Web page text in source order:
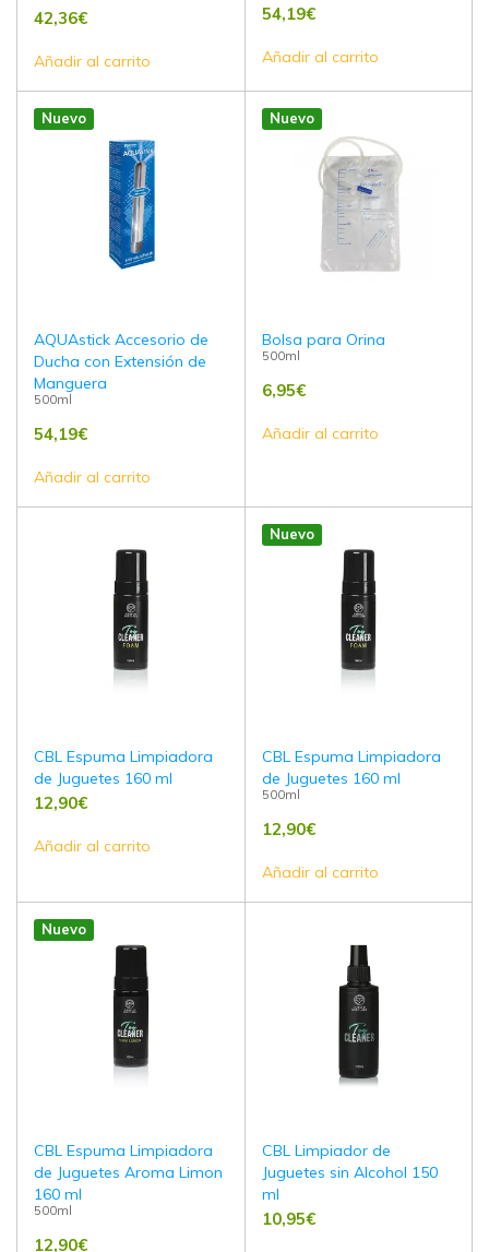
42,36€
Añadir al carrito
54,19€
Añadir al carrito
Nuevo
AQUAstick Accesorio de
Ducha con Extensión de
Manguera
500ml
54,19€
Añadir al carrito
Nuevo
Bolsa para Orina
500ml
6,95€
Añadir al carrito
CBL Espuma Limpiadora
de Juguetes 160 ml
12,90€
Añadir al carrito
Nuevo
CBL Espuma Limpiadora
de Juguetes 160 ml
500ml
12,90€
Añadir al carrito
Nuevo
CBL Espuma Limpiadora
de Juguetes Aroma Limon
160 ml
500ml
12,90€
CBL Limpiador de
Juguetes sin Alcohol 150
ml
10,95€